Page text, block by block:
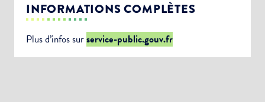
INFORMATIONS COMPLÈTES
Plus d’infos surservice-public.gouv.fr